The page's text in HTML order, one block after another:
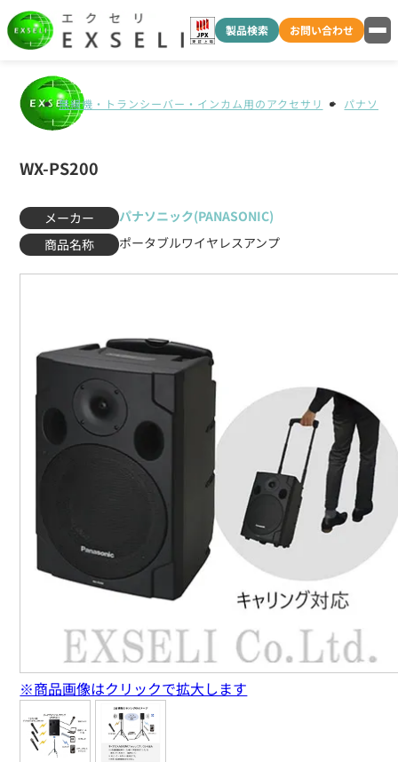
製品検索 お問い合わせ
無線機・トランシーバー・インカム用のアクセサリ パナソニ
WX-PS200
メーカー
パナソニック(PANASONIC)
商品名称
ポータブルワイヤレスアンプ
※商品画像はクリックで拡大します